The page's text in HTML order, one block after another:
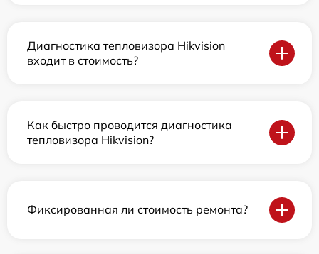
Диагностика тепловизора Hikvision
входит в стоимость?
Как быстро проводится диагностика
тепловизора Hikvision?
Фиксированная ли стоимость ремонта?